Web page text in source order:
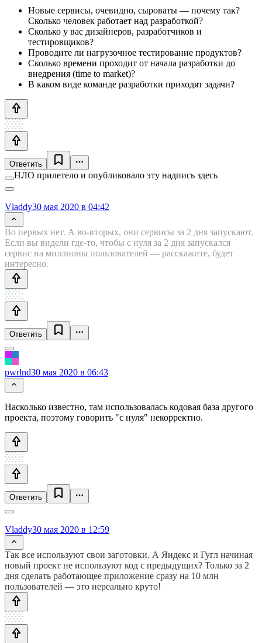
Новые сервисы, очевидно, сыроваты — почему так?
Сколько человек работает над разработкой?
Сколько у вас дизайнеров, разработчиков и
тестировщиков?
Проводите ли нагрузочное тестирование продуктов?
Сколько времени проходит от начала разработки до
внедрения (time to market)?
В каком виде команде разработки приходят задачи?
Ответить
НЛО прилетело и опубликовало эту надпись здесь
Vladdy30 мая 2020 в 04:42
Во первых нет. А во-вторых, они сервисы за 2 дня запускают.
Если вы видели где-то, чтобы с нуля за 2 дня запускался
сервис на миллионы пользователей — расскажите, будет
интересно.
Ответить
pwrlnd30 мая 2020 в 06:43
Насколько известно, там использовалась кодовая база другого
проекта, поэтому говорить "с нуля" некорректно.
Ответить
Vladdy30 мая 2020 в 12:59
Так все используют свои заготовки. А Яндекс и Гугл начиная
новый проект не используют код с предыдущих? Только за 2
дня сделать работающее приложение сразу на 10 млн
пользователей — это нереально круто!